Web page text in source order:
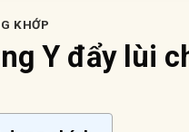
KHỚP
Y đẩy lùi